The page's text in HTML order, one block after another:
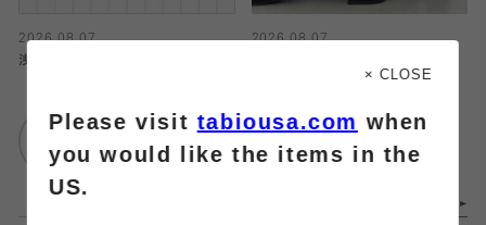
2026.08.07
浅履きカバーソックス
靴下屋
2026.08.07
靴下屋
× CLOSE
Please visittabiousa.com when
you would like the items in the
US.